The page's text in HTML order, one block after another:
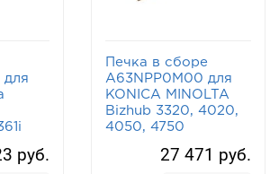
для
руб.
Печка в сборе
A63NPP0M00 для
KONICA MINOLTA
Bizhub 3320, 4020,
4050, 4750
27 471 руб.